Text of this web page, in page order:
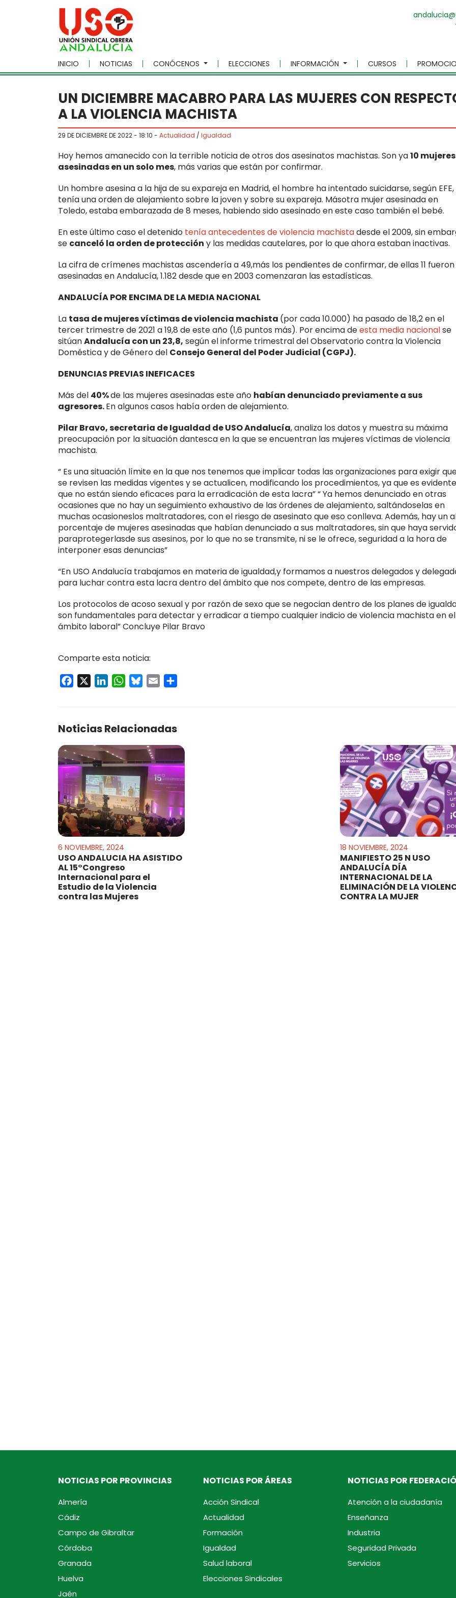
Skip to main content
INICIO NOTICIAS CONÓCENOS ELECCIONES INFORMACIÓN CURSOS
UN DICIEMBRE MACABRO PARA LAS MUJERES CON
A LA VIOLENCIA MACHISTA
29 DE DICIEMBRE DE 2022 - 18:10 - Actualidad / Igualdad
Hoy hemos amanecido con la terrible noticia de otros dos asesinatos machistas. Son ya10 mujeres
asesinadas en un solo mes, más varias que están por confirmar.
Un hombre asesina a la hija de su expareja en Madrid, el hombre ha intentado suicidarse, según EFE,
tenía una orden de alejamiento sobre la joven y sobre su expareja. Másotra mujer asesinada en
Toledo, estaba embarazada de 8 meses, habiendo sido asesinado en este caso también el bebé.
En este último caso el detenido tenía antecedentes de violencia machistadesde el 2009, sin
se canceló la orden de protección y las medidas cautelares, por lo que ahora estaban inactivas.
La cifra de crímenes machistas ascendería a 49,más los pendientes de confirmar, de ellas 11 fueron
asesinadas en Andalucía, 1.182 desde que en 2003 comenzaran las estadísticas.
ANDALUCÍA POR ENCIMA DE LA MEDIA NACIONAL
La tasa de mujeres víctimas de violencia machista (por cada 10.000) ha pasado de 18,2 en el
tercer trimestre de 2021 a 19,8 de este año (1,6 puntos más). Por encima deesta media nacionalse
sitúanAndalucía con un 23,8, según el informe trimestral del Observatorio contra la Violencia
Doméstica y de Género del Consejo General del Poder Judicial (CGPJ).
DENUNCIAS PREVIAS INEFICACES
Más del 40%de las mujeres asesinadas este año habían denunciado previamente a sus
agresores.En algunos casos había orden de alejamiento.
Pilar Bravo, secretaria de Igualdad de USO Andalucía, analiza los datos y muestra su máxima
preocupación por la situación dantesca en la que se encuentran las mujeres víctimas de violencia
machista.
“ Es una situación límite en la que nos tenemos que implicar todas las organizaciones para exigir
se revisen las medidas vigentes y se actualicen, modificando los procedimientos, ya que es evidente
que no están siendo eficaces para la erradicación de esta lacra” “ Ya hemos denunciado en otras
ocasiones que no hay un seguimiento exhaustivo de las órdenes de alejamiento, saltándoselas en
muchas ocasioneslos maltratadores, con el riesgo de asesinato que eso conlleva. Además, hay un
porcentaje de mujeres asesinadas que habían denunciado a sus maltratadores, sin que haya
paraprotegerlasde sus asesinos, por lo que no se transmite, ni se le ofrece, seguridad a la hora de
interponer esas denuncias”
“En USO Andalucía trabajamos en materia de igualdad,y formamos a nuestros delegados y
para luchar contra esta lacra dentro del ámbito que nos compete, dentro de las empresas.
Los protocolos de acoso sexual y por razón de sexo que se negocian dentro de los planes de
son fundamentales para detectar y erradicar a tiempo cualquier indicio de violencia machista en el
ámbito laboral” Concluye Pilar Bravo
Comparte esta noticia:
Facebook LinkedInWhatsApp
Bluesky
Email
Noticias Relacionadas
6 NOVIEMBRE, 2024
USO ANDALUCIA HA ASISTIDO
AL 15°Congreso
Internacional para el
Estudio de la Violencia
contra las Mujeres
18 NOVIEMBRE, 2024
MANIFIESTO 25 N USO
ANDALUCÍA DÍA
INTERNACIONAL DE LA
ELIMINACIÓN DE LA
CONTRA LA MUJER
NOTICIAS POR PROVINCIAS
Almería
Cádiz
Campo de Gibraltar
Córdoba
Granada
Huelva
Jaén
NOTICIAS POR ÁREAS
Acción Sindical
Actualidad
Formación
Igualdad
Salud laboral
Elecciones Sindicales
NOTICIAS POR
Atención a la ciudadanía
Enseñanza
Industria
Seguridad Privada
Servicios